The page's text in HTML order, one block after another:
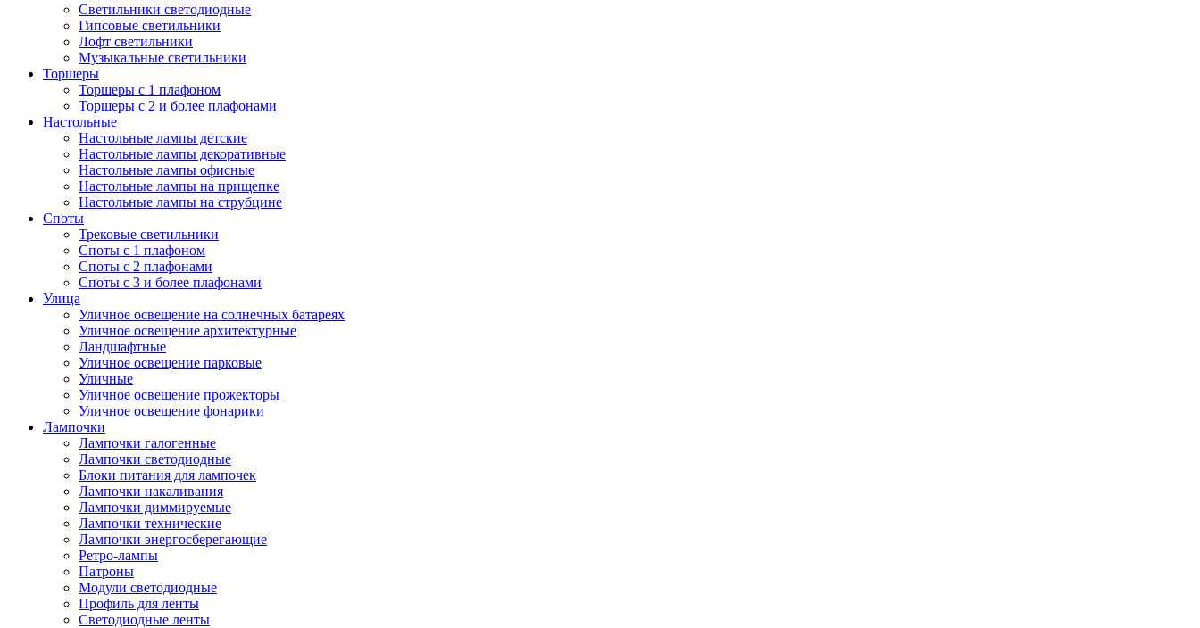
Светильники светодиодные
Гипсовые светильники
Лофт светильники
Музыкальные светильники
Торшеры
Торшеры с 1 плафоном
Торшеры с 2 и более плафонами
Настольные
Настольные лампы детские
Настольные лампы декоративные
Настольные лампы офисные
Настольные лампы на прищепке
Настольные лампы на струбцине
Споты
Трековые светильники
Споты с 1 плафоном
Споты с 2 плафонами
Споты с 3 и более плафонами
Улица
Уличное освещение на солнечных батареях
Уличное освещение архитектурные
Ландшафтные
Уличное освещение парковые
Уличные
Уличное освещение прожекторы
Уличное освещение фонарики
Лампочки
Лампочки галогенные
Лампочки светодиодные
Блоки питания для лампочек
Лампочки накаливания
Лампочки диммируемые
Лампочки технические
Лампочки энергосберегающие
Ретро-лампы
Патроны
Модули светодиодные
Профиль для ленты
Светодиодные ленты